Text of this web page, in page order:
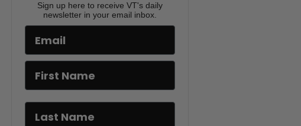
El puente que Rusia presumía
La polémica sobre la lista de
Sign up here to receive VT's daily
newsletter in your email inbox.